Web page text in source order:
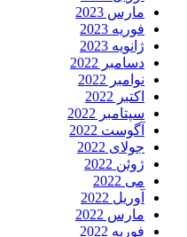
مارس 2023
فوریه 2023
ژانویه 2023
دسامبر 2022
نوامبر 2022
اکتبر 2022
سپتامبر 2022
آگوست 2022
جولای 2022
ژوئن 2022
می 2022
آوریل 2022
مارس 2022
فوریه 2022